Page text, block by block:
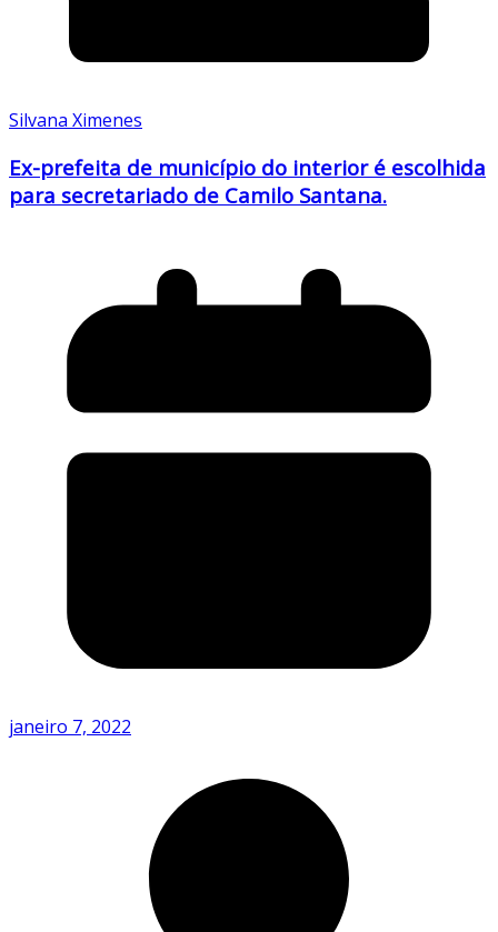
Silvana Ximenes
Ex-prefeita de município do interior é escolhida
para secretariado de Camilo Santana.
janeiro 7, 2022